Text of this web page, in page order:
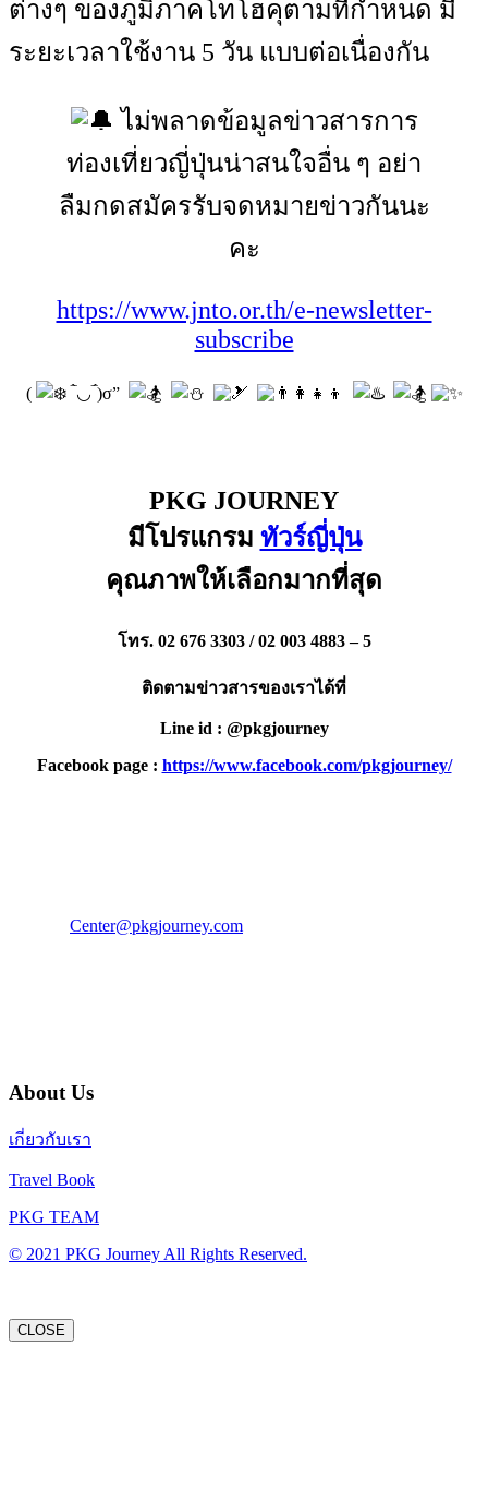
ต่างๆ ของภูมิภาคโทโฮคุตามที่กำหนด มี
ระยะเวลาใช้งาน 5 วัน แบบต่อเนื่องกัน
ไม่พลาดข้อมูลข่าวสารการ
ท่องเที่ยวญี่ปุ่นน่าสนใจอื่น ๆ อย่า
ลืมกดสมัครรับจดหมายข่าวกันนะ
คะ
https://www.jnto.or.th/e-newsletter-
subscribe
( ‾̀◡‾́)σ”
PKG JOURNEY
มีโปรแกรม ทัวร์ญี่ปุ่น
คุณภาพให้เลือกมากที่สุด
โทร. 02 676 3303 / 02 003 4883 – 5
ติดตามข่าวสารของเราได้ที่
Line id : @pkgjourney
Facebook page : https://www.facebook.com/pkgjourney/
Center@pkgjourney.com
About Us
เกี่ยวกับเรา
Travel Book
PKG TEAM
© 2021 PKG Journey All Rights Reserved.
CLOSE